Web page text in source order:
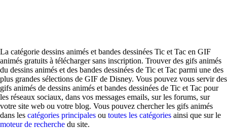
La catégorie dessins animés et bandes dessinées Tic et Tac en GIF
animés gratuits à télécharger sans inscription. Trouver des gifs animés
du dessins animés et des bandes dessinées de Tic et Tac parmi une des
plus grandes sélections de GIF de Disney. Vous pouvez vous servir des
gifs animés de dessins animés et bandes dessinées de Tic et Tac pour
les réseaux sociaux, dans vos messages emails, sur les forums, sur
votre site web ou votre blog. Vous pouvez chercher les gifs animés
dans les catégories principales ou toutes les catégories ainsi que sur le
moteur de recherche du site.